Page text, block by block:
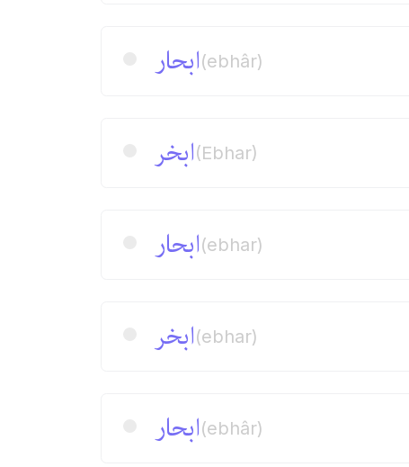
ابحار(ebhâr)
ابخر(Ebhar)
ابحار(ebhar)
ابخر(ebhar)
ابحار(ebhâr)